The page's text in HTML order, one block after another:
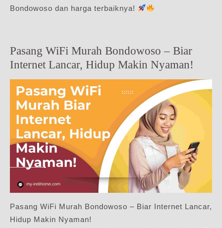
Bondowoso dan harga terbaiknya!
Pasang WiFi Murah Bondowoso – Biar
Internet Lancar, Hidup Makin Nyaman!
Pasang WiFi Murah Bondowoso – Biar Internet Lancar,
Hidup Makin Nyaman!